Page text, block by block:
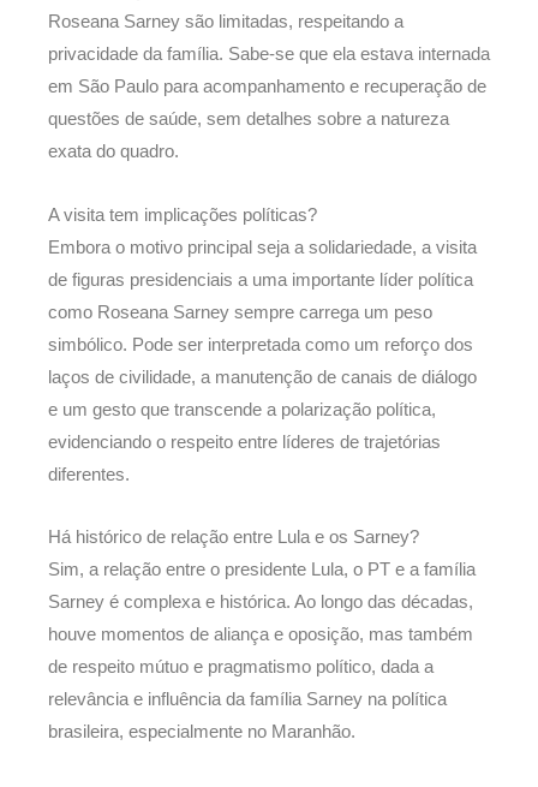
Roseana Sarney são limitadas, respeitando a
privacidade da família. Sabe-se que ela estava internada
em São Paulo para acompanhamento e recuperação de
questões de saúde, sem detalhes sobre a natureza
exata do quadro.
A visita tem implicações políticas?
Embora o motivo principal seja a solidariedade, a visita
de figuras presidenciais a uma importante líder política
como Roseana Sarney sempre carrega um peso
simbólico. Pode ser interpretada como um reforço dos
laços de civilidade, a manutenção de canais de diálogo
e um gesto que transcende a polarização política,
evidenciando o respeito entre líderes de trajetórias
diferentes.
Há histórico de relação entre Lula e os Sarney?
Sim, a relação entre o presidente Lula, o PT e a família
Sarney é complexa e histórica. Ao longo das décadas,
houve momentos de aliança e oposição, mas também
de respeito mútuo e pragmatismo político, dada a
relevância e influência da família Sarney na política
brasileira, especialmente no Maranhão.